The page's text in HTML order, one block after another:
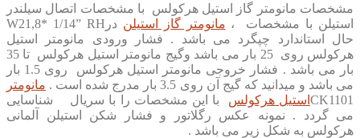
مشخصات مانومتر گاز استیل هرکولس با مشخصات اتصال سیلندر
استیلن با مشخصات
W21,8* 1/14” RH ، مانومتر گاز استیلن در
حال استاندارد چپگرد می باشد . فشار ورودی مانومتر استیل
هرکولس روی 25 بار می باشد وگیج مانومتر استیل هرکولس تا 35
بار می باشد . فشار خروجی مانومتر استیل هرکولس روی 1.5 بار
می باشد و میدانید که گیج آن روی 3.5 بار مدرج شده است .
مانومتر
استیل هرکولس با این مشخصات را با سریال CK1101
شناسایی
می گردد . نمونه عکس رگلاتور و فشار شکن استیلن آلمانی
هرکولس به شکل زیر می باشد .